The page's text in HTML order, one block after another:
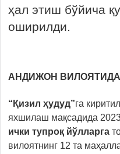
ҳал этиш бўйича
оширилди.
АНДИЖОН ВИЛОЯТИДА
“Қизил ҳудуд”га
яхшилаш мақсадида
ички тупроқ йўлларга
вилоятнинг 12 та